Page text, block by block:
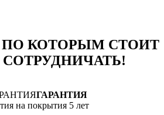
КОТОРЫМ СТОИТ
ГАРАНТИЯ
на покрытия 5 лет